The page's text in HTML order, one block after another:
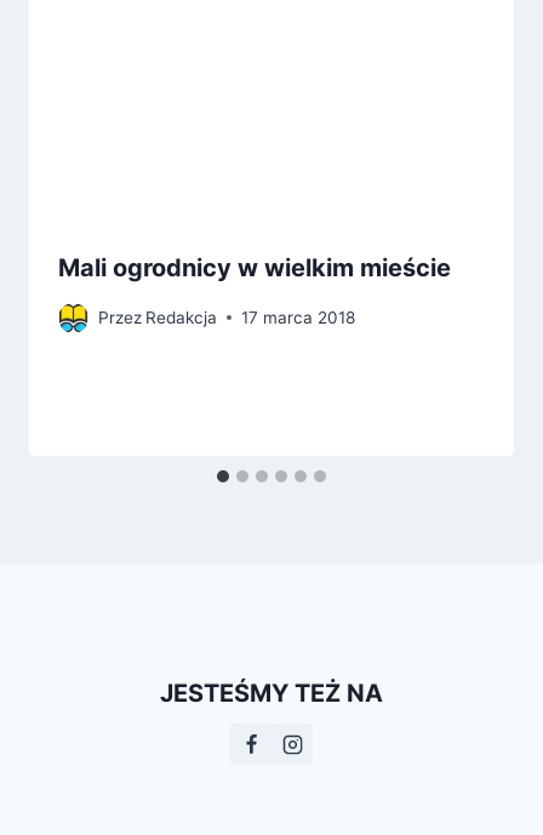
Mali ogrodnicy w wielkim mieście
Przez Redakcja 17 marca 2018
JESTEŚMY TEŻ NA